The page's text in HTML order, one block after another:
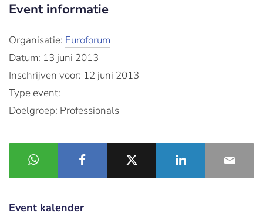
Event informatie
Organisatie: Euroforum
Datum: 13 juni 2013
Inschrijven voor: 12 juni 2013
Type event:
Doelgroep: Professionals
Event kalender